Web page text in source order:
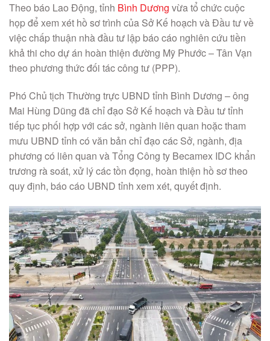
Theo báo Lao Động, tỉnh Bình Dương vừa tổ chức cuộc
họp để xem xét hồ sơ trình của Sở Kế hoạch và Đầu tư về
việc chấp thuận nhà đầu tư lập báo cáo nghiên cứu tiền
khả thi cho dự án hoàn thiện đường Mỹ Phước – Tân Vạn
theo phương thức đối tác công tư (PPP).
Phó Chủ tịch Thường trực UBND tỉnh Bình Dương – ông
Mai Hùng Dũng đã chỉ đạo Sở Kế hoạch và Đầu tư tỉnh
tiếp tục phối hợp với các sở, ngành liên quan hoặc tham
mưu UBND tỉnh có văn bản chỉ đạo các Sở, ngành, địa
phương có liên quan và Tổng Công ty Becamex IDC khẩn
trương rà soát, xử lý các tồn đọng, hoàn thiện hồ sơ theo
quy định, báo cáo UBND tỉnh xem xét, quyết định.